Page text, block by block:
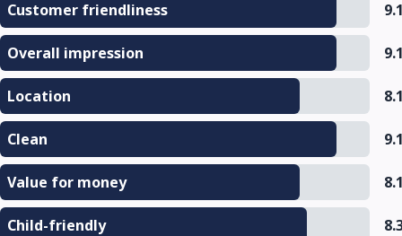
Customer friendliness
Overall impression
Location
Clean
Value for money
Child-friendly